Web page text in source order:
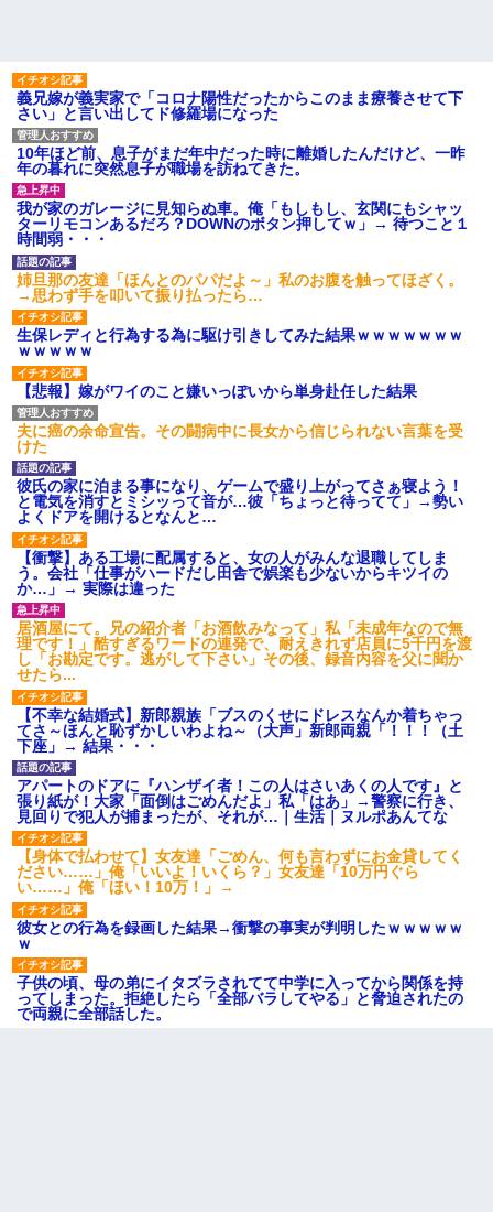
るｗｗｗｗｗｗ「こんな高い
の？ｗｗ」「逆に超安い」
私「ちょっと、人の家の金庫
触らないでよ！」キチママ『そ
こに金庫があったから、開けて
みようとしただけ☆』義兄「泥
は出てけ！二度と来るな！」結
果・・・
私「初めて飲む味だけどなん
のお茶？」彼「ちっ！」私「」
【GIF】JSのカンチョーワロ
タ
後続車にクラクションを鳴ら
され彼氏が逆切れ。「何クラク
ション鳴らしてんだ！降りてこ
いよ！」と怒鳴りだし...
【衝撃】報酬100万円超の治験
募集がこちらｗｗｗｗｗ(※画像
あり)
【ネット騒然】惨殺されたタ
ワマン頂き女子のこの動画、す
げえええええｗｗｗｗｗｗｗｗ
ｗｗｗ
【愕然】白のクラウン俺氏、
高速道路左車線を制限速度で走
った結果wwwwwwwwwwww
百年の恋12-899 食べた量を
張り合ってくる
【悲報】佐藤輝明・・・２軍
でも盛大にやらかす←あまり悲
しませないでくれ
義兄嫁が義実家で「コロナ陽性だったからこのまま療養させて下
さい」と言い出してド修羅場になった
10年ほど前、息子がまだ年中だった時に離婚したんだけど、一昨
年の暮れに突然息子が職場を訪ねてきた。
我が家のガレージに見知らぬ車。俺「もしもし、玄関にもシャッ
ターリモコンあるだろ？DOWNのボタン押してｗ」→ 待つこと１
時間弱・・・
姉旦那の友達「ほんとのパパだよ～」私のお腹を触ってほざく。
→思わず手を叩いて振り払ったら…
生保レディと行為する為に駆け引きしてみた結果ｗｗｗｗｗｗｗ
ｗｗｗｗｗ
【悲報】嫁がワイのこと嫌いっぽいから単身赴任した結果
夫に癌の余命宣告。その闘病中に長女から信じられない言葉を受
けた
彼氏の家に泊まる事になり、ゲームで盛り上がってさぁ寝よう！
と電気を消すとミシッって音が…彼「ちょっと待ってて」→勢い
よくドアを開けるとなんと…
【衝撃】ある工場に配属すると、女の人がみんな退職してしま
う。会社「仕事がハードだし田舎で娯楽も少ないからキツイの
か…」→ 実際は違った
居酒屋にて。兄の紹介者「お酒飲みなって」私「未成年なので無
理です！」酷すぎるワードの連発で、耐えきれず店員に5千円を渡
し「お勘定です。逃がして下さい」その後、録音内容を父に聞か
せたら...
【不幸な結婚式】新郎親族「ブスのくせにドレスなんか着ちゃっ
てさ～ほんと恥ずかしいわよね～（大声」新郎両親「！！！（土
下座」→ 結果・・・
アパートのドアに『ハンザイ者！この人はさいあくの人です』と
張り紙が！大家「面倒はごめんだよ」私「はあ」→警察に行き、
見回りで犯人が捕まったが、それが…｜生活｜ヌルポあんてな
【身体で払わせて】女友達「ごめん、何も言わずにお金貸してく
ださい……」俺「いいよ！いくら？」女友達「10万円ぐら
い……」俺「ほい！10万！」→
彼女との行為を録画した結果→衝撃の事実が判明したｗｗｗｗｗ
ｗ
子供の頃、母の弟にイタズラされてて中学に入ってから関係を持
ってしまった。拒絶したら「全部バラしてやる」と脅迫されたの
で両親に全部話した。